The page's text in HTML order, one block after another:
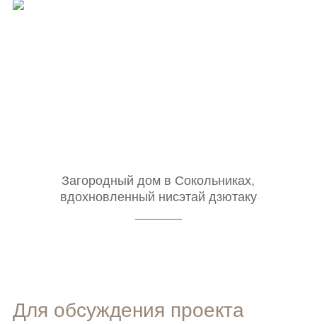
Загородный дом в Сокольниках,
вдохновленный нисэтай дзютаку
Для обсуждения проекта